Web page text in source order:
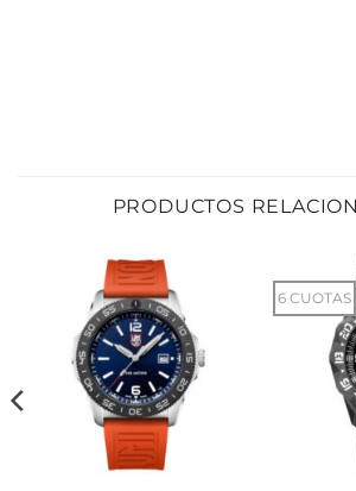
PRODUCTOS
6 CUOTAS